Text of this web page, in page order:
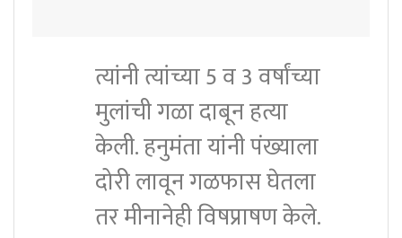
त्यांनी त्यांच्या 5 व 3 वर्षांच्या
मुलांची गळा दाबून हत्या
केली. हनुमंता यांनी पंख्याला
दोरी लावून गळफास घेतला
तर मीनानेही विषप्राषण केले.